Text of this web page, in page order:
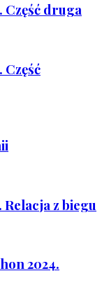
druga
z biegu
2024.